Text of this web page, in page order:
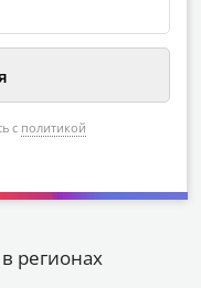
с политикой
регионах